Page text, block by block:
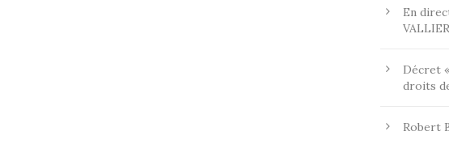
En
Décret
droits
Robert